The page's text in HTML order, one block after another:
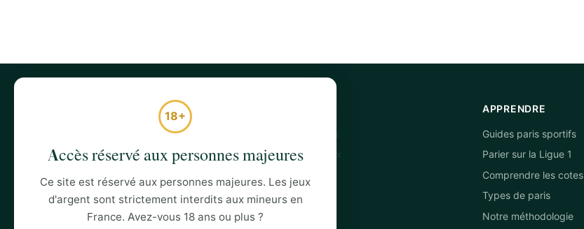
18+
Accès réservé aux personnes majeures
Ce site est réservé aux personnes majeures. Les jeux
d'argent sont strictement interdits aux mineurs en
France. Avez-vous 18 ans ou plus ?
Classement des bookmakers
Opérateurs agréés ANJ
Cotes football
Méthodes de paiement
Applications mobiles
Avis Winamax
Avis Betclic
Avis Unibet
APPRENDRE
Guides paris sportifs
Parier sur la Ligue 1
Comprendre les cotes
Types de paris
Notre méthodologie